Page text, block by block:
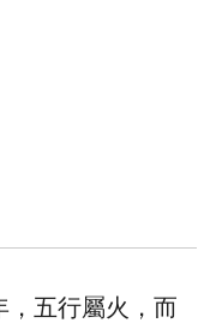
，五行屬火，而